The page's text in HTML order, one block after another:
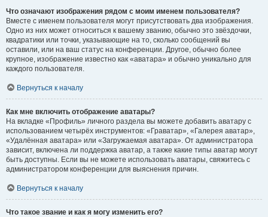
Что означают изображения рядом с моим именем пользователя?
Вместе с именем пользователя могут присутствовать два изображения.
Одно из них может относиться к вашему званию, обычно это звёздочки,
квадратики или точки, указывающие на то, сколько сообщений вы
оставили, или на ваш статус на конференции. Другое, обычно более
крупное, изображение известно как «аватара» и обычно уникально для
каждого пользователя.
Вернуться к началу
Как мне включить отображение аватары?
На вкладке «Профиль» личного раздела вы можете добавить аватару с
использованием четырёх инструментов: «Граватар», «Галерея аватар»,
«Удалённая аватара» или «Загружаемая аватара». От администратора
зависит, включена ли поддержка аватар, а также какие типы аватар могут
быть доступны. Если вы не можете использовать аватары, свяжитесь с
администратором конференции для выяснения причин.
Вернуться к началу
Что такое звание и как я могу изменить его?